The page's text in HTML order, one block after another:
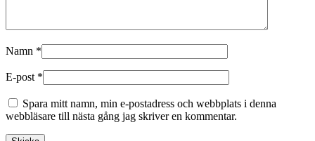
Namn *
E-post *
Spara mitt namn, min e-postadress och webbplats i denna
webbläsare till nästa gång jag skriver en kommentar.